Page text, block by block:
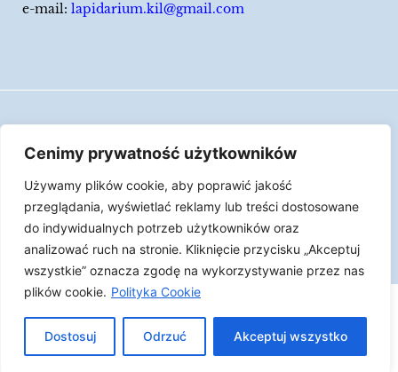
Cenimy prywatność użytkowników
Używamy plików cookie, aby poprawić jakość
przeglądania, wyświetlać reklamy lub treści dostosowane
do indywidualnych potrzeb użytkowników oraz
analizować ruch na stronie. Kliknięcie przycisku „Akceptuj
wszystkie” oznacza zgodę na wykorzystywanie przez nas
plików cookie. Polityka Cookie
Dostosuj Odrzuć Akceptuj wszystko
e-mail: lapidarium.kil@gmail.com
Polityka Cookies
LAPIDARIUM Jacka Kilińskiego | Człowiek jest
epizodem w życiu przedmiotów.
Made with ♥︎ by Skydoo